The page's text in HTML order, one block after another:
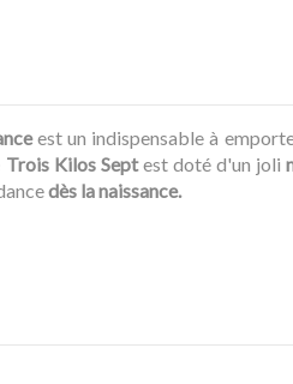
est un indispensable à
Trois Kilos Septest doté d'un joli
dès la naissance.